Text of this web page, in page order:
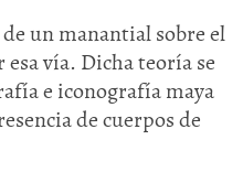
un manantial sobre el
vía. Dicha teoría se
e iconografía maya
de cuerpos de